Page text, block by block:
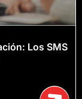
Los SMS